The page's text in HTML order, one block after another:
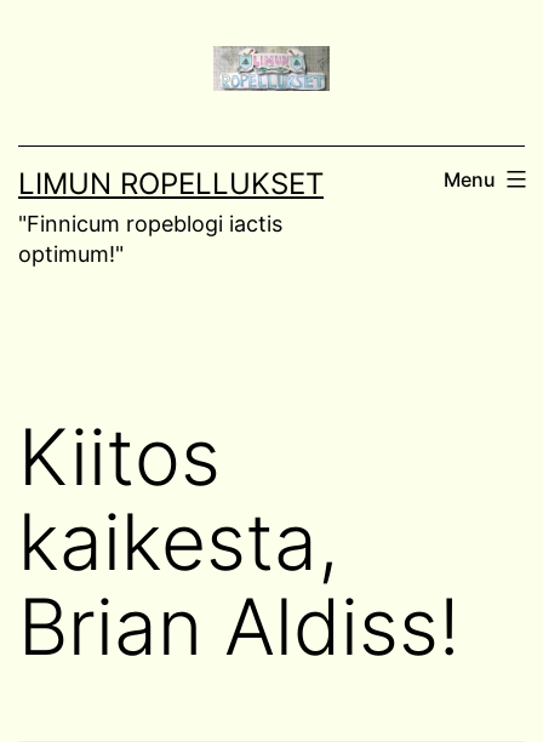
LIMUN ROPELLUKSET
"Finnicum ropeblogi iactis
optimum!"
Menu
Kiitos
kaikesta,
Brian Aldiss!